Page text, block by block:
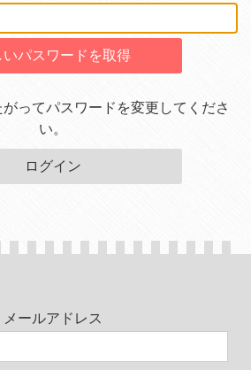
ってパスワードを変更してくださ
い。
ログイン
メールアドレス